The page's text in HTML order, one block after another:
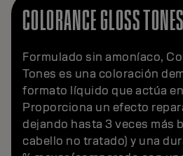
COLORANCE GLOSS TONES
Formulado sin amoníaco,
Tones es una coloración
formato líquido que actúa
Proporciona un efecto
dejando hasta 3 veces más
cabello no tratado) y una